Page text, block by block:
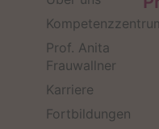
Prof. Anita
Frauwallner
Karriere
Fortbildungen